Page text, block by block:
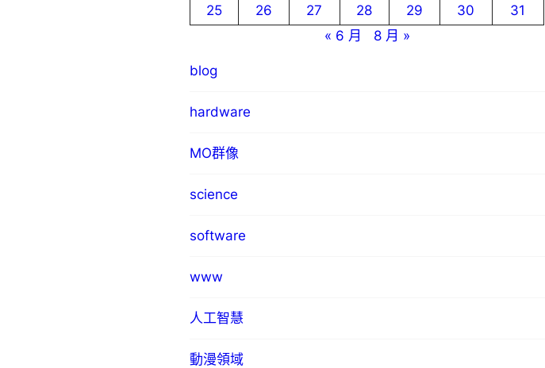
25
26 27 28 29 30
31
« 6 月
8 月 »
blog
hardware
MO群像
science
software
www
人工智慧
動漫領域